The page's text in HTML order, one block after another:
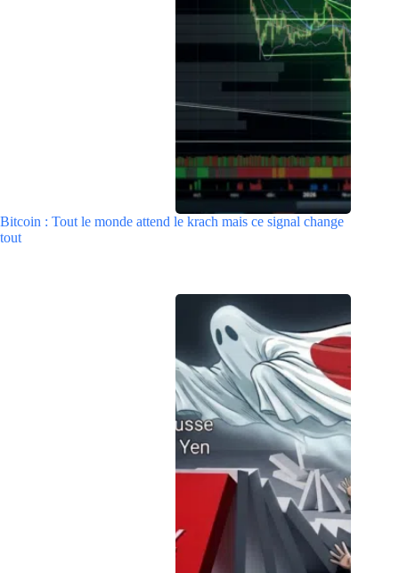
Bitcoin : Tout le monde attend le krach mais ce signal change
tout